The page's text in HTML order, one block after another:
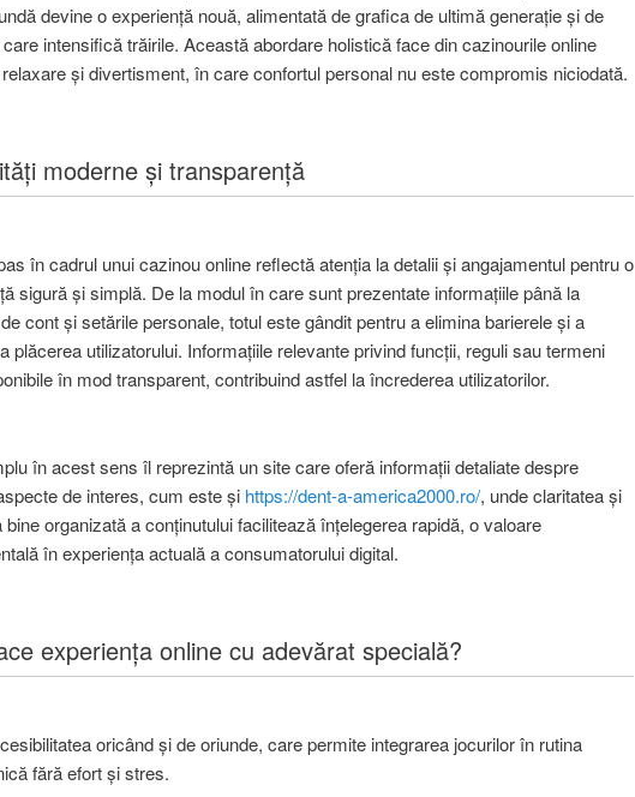
devine o experiență nouă, alimentată de grafica de ultimă generație și de
intensifică trăirile. Această abordare holistică face din cazinourile online
și divertisment, în care confortul personal nu este compromis niciodată.
moderne și transparență
în cadrul unui cazinou online reflectă atenția la detalii și angajamentul pentru o
sigură și simplă. De la modul în care sunt prezentate informațiile până la
cont și setările personale, totul este gândit pentru a elimina barierele și a
plăcerea utilizatorului. Informațiile relevante privind funcții, reguli sau termeni
în mod transparent, contribuind astfel la încrederea utilizatorilor.
în acest sens îl reprezintă un site care oferă informații detaliate despre
de interes, cum este și https://dent-a-america2000.ro/, unde claritatea și
organizată a conținutului facilitează înțelegerea rapidă, o valoare
în experiența actuală a consumatorului digital.
experiența online cu adevărat specială?
oricând și de oriunde, care permite integrarea jocurilor în rutina
fără efort și stres.